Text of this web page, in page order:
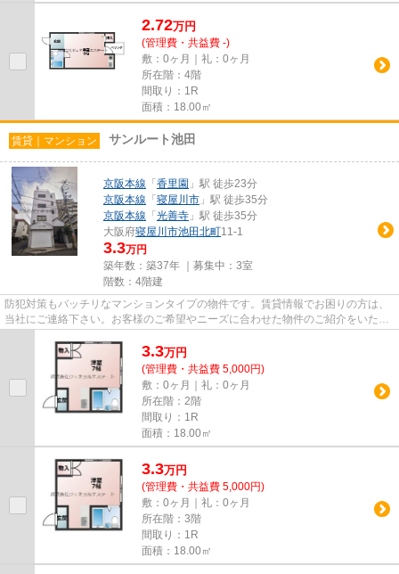
2.72万円
(管理費・共益費 -)
敷：0ヶ月｜礼：0ヶ月
所在階：4階
間取り：1R
面積：18.00㎡
賃貸｜マンション サンルート池田
京阪本線 「 香里園 」駅 徒歩23分
京阪本線 「 寝屋川市 」駅 徒歩35分
京阪本線 「 光善寺 」駅 徒歩35分
大阪府寝屋川市池田北町11-1
3.3万円
築年数：築37年 ｜募集中： 3室
階数：4階建
防犯対策もバッチリなマンションタイプの物件です。賃貸情報でお困りの方は、
当社にご連絡下さい。お客様のご希望やニーズに合わせた物件のご紹介をいたし
3.3万円
(管理費・共益費 5,000円)
敷：0ヶ月｜礼：0ヶ月
所在階：2階
間取り：1R
面積：18.00㎡
3.3万円
(管理費・共益費 5,000円)
敷：0ヶ月｜礼：0ヶ月
所在階：3階
間取り：1R
面積：18.00㎡